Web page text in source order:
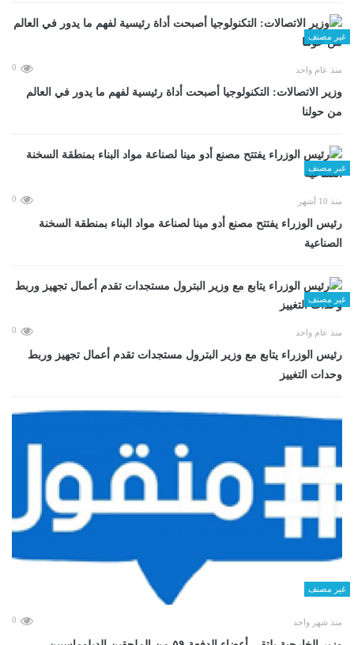
غير مصنف
منذ عام واحد 0
وزير الاتصالات: التكنولوجيا أصبحت أداة رئيسية لفهم ما يدور في العالم
من حولنا
غير مصنف
منذ 10 أشهر 0
رئيس الوزراء يفتتح مصنع أدو مينا لصناعة مواد البناء بمنطقة السخنة
الصناعية
غير مصنف
منذ عام واحد 0
رئيس الوزراء يتابع مع وزير البترول مستجدات تقدم أعمال تجهيز وربط
وحدات التغييز
غير مصنف
منذ شهر واحد 0